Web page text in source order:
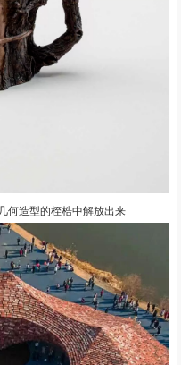
何造型的桎梏中解放出来